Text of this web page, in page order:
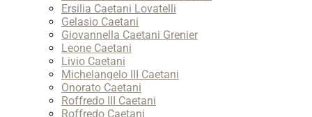
Ersilia Caetani Lovatelli
Gelasio Caetani
Giovannella Caetani Grenier
Leone Caetani
Livio Caetani
Michelangelo III Caetani
Onorato Caetani
Roffredo III Caetani
Roffredo Caetani